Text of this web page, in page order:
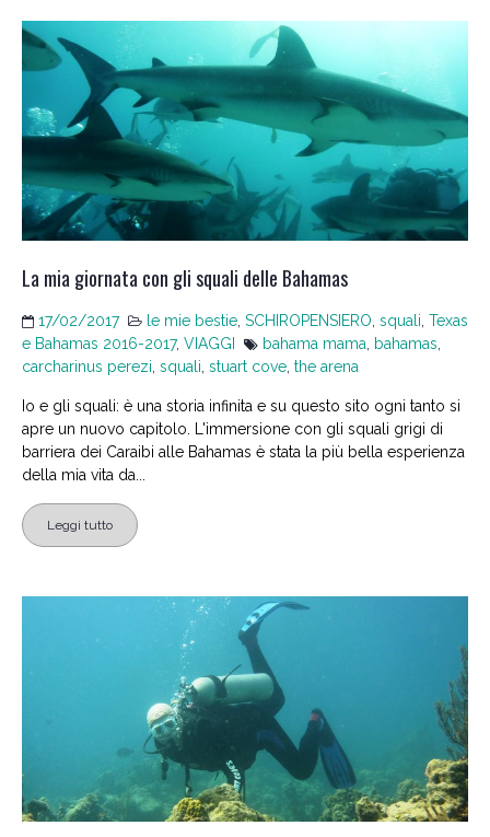
La mia giornata con gli squali delle Bahamas
17/02/2017 le mie bestie SCHIROPENSIERO squali Texas
e Bahamas 2016-2017, VIAGGI bahama mama bahamas
carcharinus perezi squali stuart cove the arena
Io e gli squali: è una storia infinita e su questo sito ogni tanto si
apre un nuovo capitolo. L'immersione con gli squali grigi di
barriera dei Caraibi alle Bahamas è stata la più bella esperienza
della mia vita da...
Leggi tutto